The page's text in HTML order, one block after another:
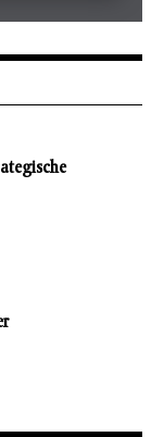
aufbau